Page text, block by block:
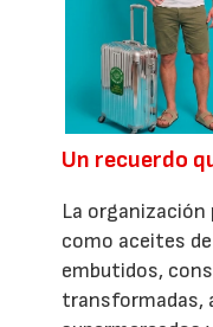
Un recuerdo
La
como aceites
embutidos,
transformadas,